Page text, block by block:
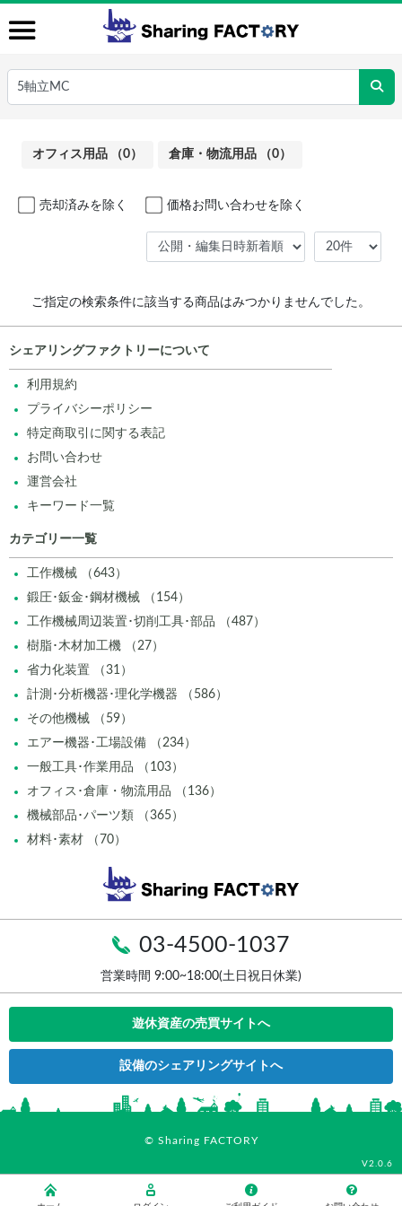
オフィス用品 （0） 倉庫・物流用品 （0）
売却済みを除く 価格お問い合わせを除く
ご指定の検索条件に該当する商品はみつかりませんでした。
03-4500-1037
営業時間 9:00~18:00(土日祝日休業)
遊休資産の売買サイトへ
設備のシェアリングサイトへ
シェアリングファクトリーについて
利用規約
プライバシーポリシー
特定商取引に関する表記
お問い合わせ
運営会社
キーワード一覧
カテゴリー一覧
工作機械 （643）
鍛圧･鈑金･鋼材機械 （154）
工作機械周辺装置･切削工具･部品 （487）
樹脂･木材加工機 （27）
省力化装置 （31）
計測･分析機器･理化学機器 （586）
その他機械 （59）
エアー機器･工場設備 （234）
一般工具･作業用品 （103）
オフィス･倉庫・物流用品 （136）
機械部品･パーツ類 （365）
材料･素材 （70）
© Sharing FACTORY
V2.0.6